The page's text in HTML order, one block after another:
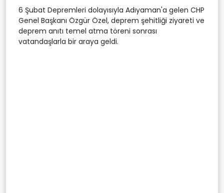
6 Şubat Depremleri dolayısıyla Adıyaman'a gelen CHP
Genel Başkanı Özgür Özel, deprem şehitliği ziyareti ve
deprem anıtı temel atma töreni sonrası
vatandaşlarla bir araya geldi.